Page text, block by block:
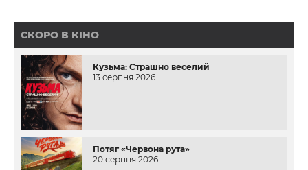
СКОРО В КІНО
Кузьма: Страшно веселий
13 серпня 2026
Потяг «Червона рута»
20 серпня 2026